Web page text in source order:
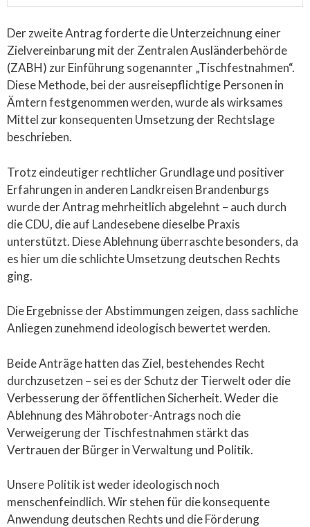
Der zweite Antrag forderte die Unterzeichnung einer
Zielvereinbarung mit der Zentralen Ausländerbehörde
(ZABH) zur Einführung sogenannter „Tischfestnahmen“.
Diese Methode, bei der ausreisepflichtige Personen in
Ämtern festgenommen werden, wurde als wirksames
Mittel zur konsequenten Umsetzung der Rechtslage
beschrieben.
Trotz eindeutiger rechtlicher Grundlage und positiver
Erfahrungen in anderen Landkreisen Brandenburgs
wurde der Antrag mehrheitlich abgelehnt – auch durch
die CDU, die auf Landesebene dieselbe Praxis
unterstützt. Diese Ablehnung überraschte besonders, da
es hier um die schlichte Umsetzung deutschen Rechts
ging.
Die Ergebnisse der Abstimmungen zeigen, dass sachliche
Anliegen zunehmend ideologisch bewertet werden.
Beide Anträge hatten das Ziel, bestehendes Recht
durchzusetzen – sei es der Schutz der Tierwelt oder die
Verbesserung der öffentlichen Sicherheit. Weder die
Ablehnung des Mähroboter-Antrags noch die
Verweigerung der Tischfestnahmen stärkt das
Vertrauen der Bürger in Verwaltung und Politik.
Unsere Politik ist weder ideologisch noch
menschenfeindlich. Wir stehen für die konsequente
Anwendung deutschen Rechts und die Förderung